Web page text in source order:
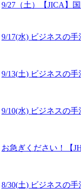
9/27（土）【JICA】
9/17(水) ビジネスの
9/13(土) ビジネスの
9/10(水) ビジネスの
お急ぎください！【
8/30(土) ビジネスの